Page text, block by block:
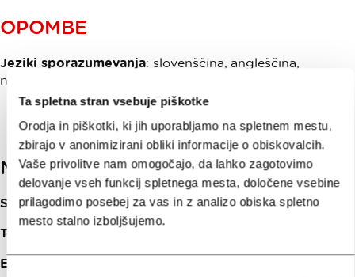
Ta spletna stran vsebuje piškotke
Orodja in piškotki, ki jih uporabljamo na spletnem mestu,
zbirajo v anonimizirani obliki informacije o obiskovalcih.
Vaše privolitve nam omogočajo, da lahko zagotovimo
delovanje vseh funkcij spletnega mesta, določene vsebine
prilagodimo posebej za vas in z analizo obiska spletno
mesto stalno izboljšujemo.
OPOMBE
Jeziki sporazumevanja: slovenščina, angleščina,
nemščina, italijanščina
Naslov
Snovik 7 1219 Laze v Tuhinju
Telefon: +386 (0)1 83 44 100, 080 81 23
E-pošta: